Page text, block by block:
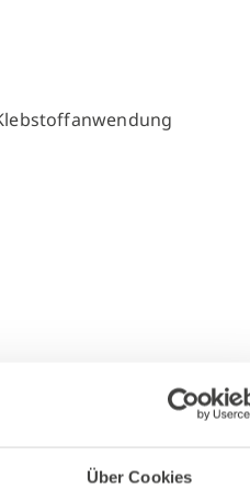
Über Cookies